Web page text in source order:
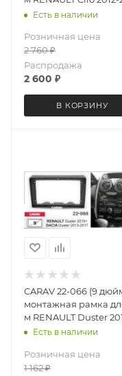
Есть в наличии
Розничная цена
2 760₽
Распродажа
2 600 ₽
В КОРЗИНУ
CARAV 22-066 (9
монтажная рамка
м RENAULT Duster 2015+ /
DACIA Duster 2013-17
Есть в наличии
Розничная цена
1 162₽